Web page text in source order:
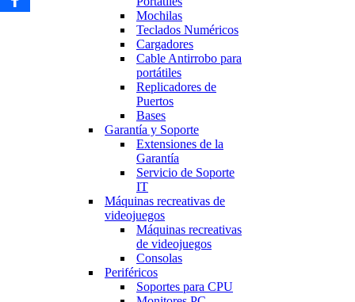
Mochilas
Teclados Numéricos
Cargadores
Cable Antirrobo para
portátiles
Replicadores de
Puertos
Bases
Garantía y Soporte
Extensiones de la
Garantía
Servicio de Soporte
IT
Máquinas recreativas de
videojuegos
Máquinas recreativas
de videojuegos
Consolas
Periféricos
Soportes para CPU